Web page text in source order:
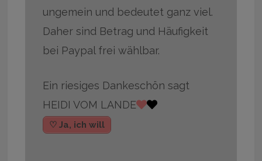
ungemein und bedeutet ganz viel.
Daher sind Betrag und Häufigkeit
bei Paypal frei wählbar.
Ein riesiges Dankeschön sagt
HEIDI VOM LANDE
♡ Ja, ich will